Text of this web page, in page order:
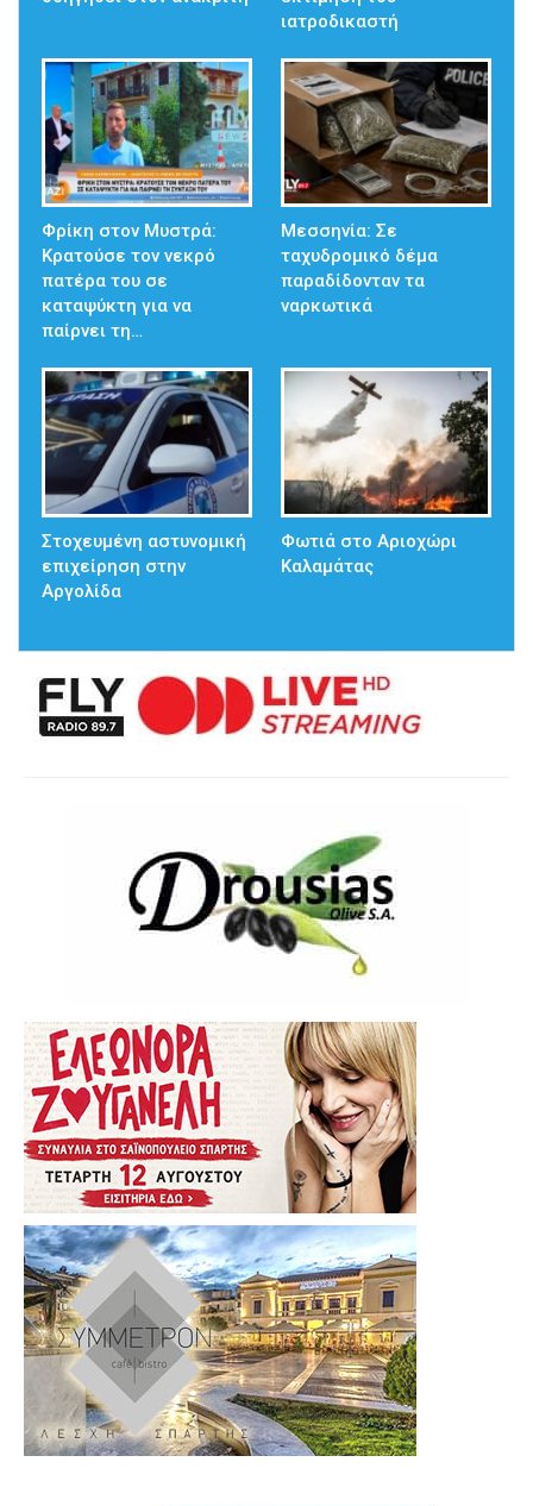
ιατροδικαστή
Φρίκη στον Μυστρά:
Κρατούσε τον νεκρό
πατέρα του σε
καταψύκτη για να
παίρνει τη…
Μεσσηνία: Σε
ταχυδρομικό δέμα
παραδίδονταν τα
ναρκωτικά
Στοχευμένη αστυνομική
επιχείρηση στην
Αργολίδα
Φωτιά στο Αριοχώρι
Καλαμάτας